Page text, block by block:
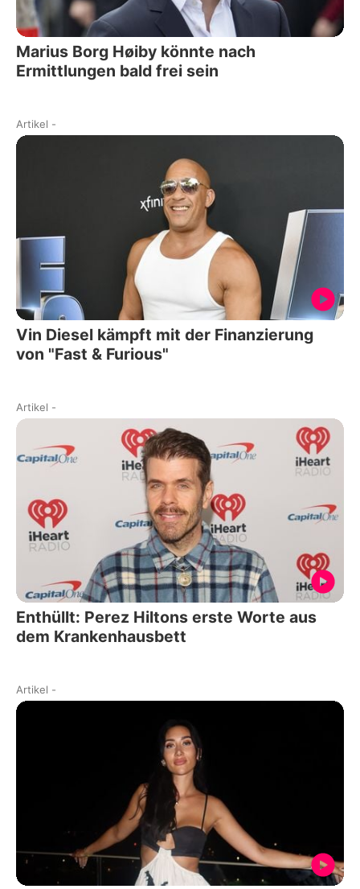
Marius Borg Høiby könnte nach
Ermittlungen bald frei sein
Artikel -
Vin Diesel kämpft mit der Finanzierung
von "Fast & Furious"
Artikel -
Enthüllt: Perez Hiltons erste Worte aus
dem Krankenhausbett
Artikel -